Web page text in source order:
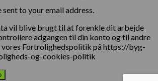
to your email address.
vil blive brugt til at forenkle dit arbejde
adgangen til din konto og til andre
Fortrolighedspolitik på https://byg-
og-cookies-politik